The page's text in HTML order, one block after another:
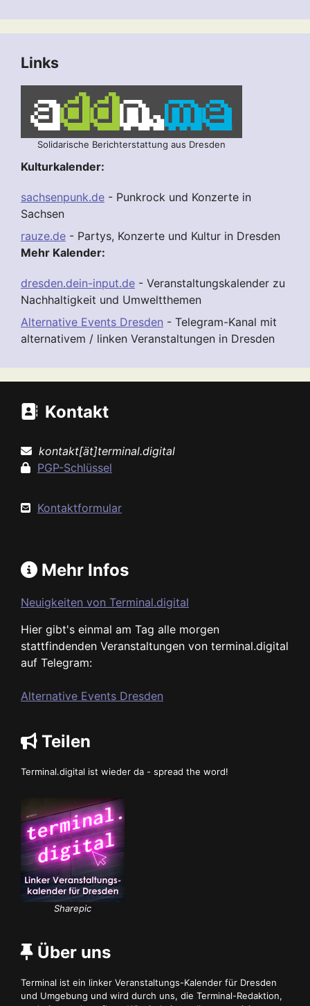
Links
Solidarische Berichterstattung aus Dresden
Kulturkalender:
sachsenpunk.de - Punkrock und Konzerte in
Sachsen
rauze.de - Partys, Konzerte und Kultur in Dresden
Mehr Kalender:
dresden.dein-input.de - Veranstaltungskalender zu
Nachhaltigkeit und Umweltthemen
Alternative Events Dresden - Telegram-Kanal mit
alternativem / linken Veranstaltungen in Dresden
Kontakt
kontakt[ät]terminal.digital
PGP-Schlüssel
Kontaktformular
Mehr Infos
Neuigkeiten von Terminal.digital
Hier gibt's einmal am Tag alle morgen
stattfindenden Veranstaltungen von terminal.digital
auf Telegram:
Alternative Events Dresden
Teilen
Terminal.digital ist wieder da - spread the word!
Sharepic
Über uns
Terminal ist ein linker Veranstaltungs-Kalender für Dresden
und Umgebung und wird durch uns, die Terminal-Redaktion,